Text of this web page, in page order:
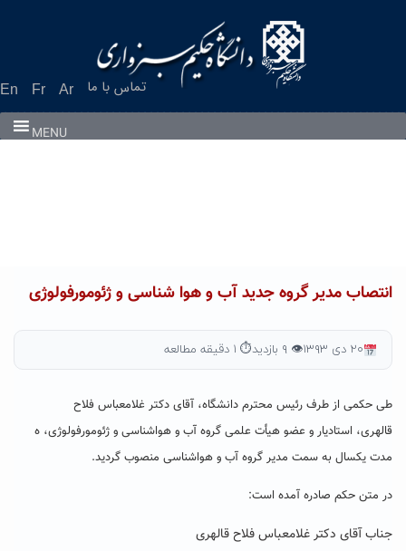
En Fr Ar تماس با ما
MENU
انتصاب مدیر گروه جدید آب و هوا شناسی و ژئومورفولوژی
۲۰ دی ۱۳۹۳ 👁 ۹ بازدید ⏱ ۱ دقیقه مطالعه
طی حکمی از طرف رئیس محترم دانشگاه، آقای دکتر غلامعباس فلاح
قالهری، استادیار و عضو هیأت علمی گروه آب و هواشناسی و ژئومورفولوژی، ه
مدت یکسال به سمت مدیر گروه آب و هواشناسی منصوب گردید.
در متن حکم صادره آمده است:
جناب آقای دکتر غلامعباس فلاح قالهری